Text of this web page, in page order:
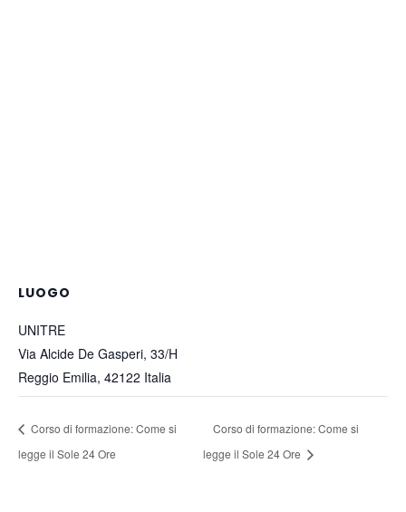
LUOGO
UNITRE
Via Alcide De Gasperi, 33/H
Reggio Emilia, 42122 Italia
Corso di formazione: Come si
legge il Sole 24 Ore
Corso di formazione: Come si
legge il Sole 24 Ore